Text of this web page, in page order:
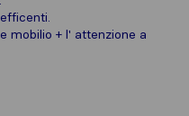
mobilio + l' attenzione a